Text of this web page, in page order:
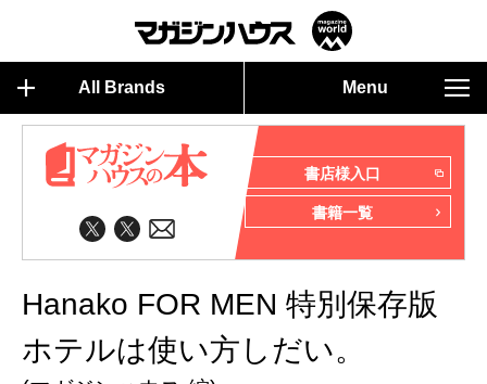
All Brands Menu
書店様入口
書籍一覧
Hanako FOR MEN 特別保存版
ホテルは使い方しだい。